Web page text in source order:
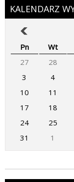
KALENDARZ
Pn
Wt
27
28
3
4
10
11
17
18
24
25
31
1